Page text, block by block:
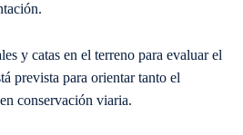
y catas en el terreno para evaluar el
prevista para orientar tanto el
conservación viaria.